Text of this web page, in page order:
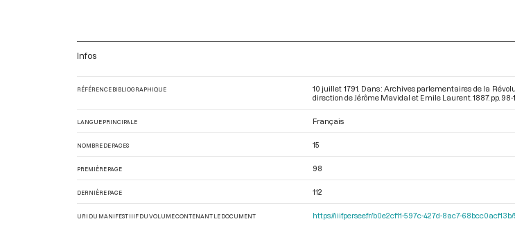
Infos
RÉFÉRENCE BIBLIOGRAPHIQUE 10 juillet 1791. Dans : Archives parlementaires de la
direction de Jérôme Mavidal et Emile Laurent. 1887. pp. 98-
LANGUE PRINCIPALE Français
NOMBRE DE PAGES 15
PREMIÈRE PAGE 98
DERNIÈRE PAGE 112
URI DU MANIFEST IIIF DU VOLUME CONTENANT LE DOCUMENT https://iiif.persee.fr/b0e2cf11-597c-427d-8ac7-